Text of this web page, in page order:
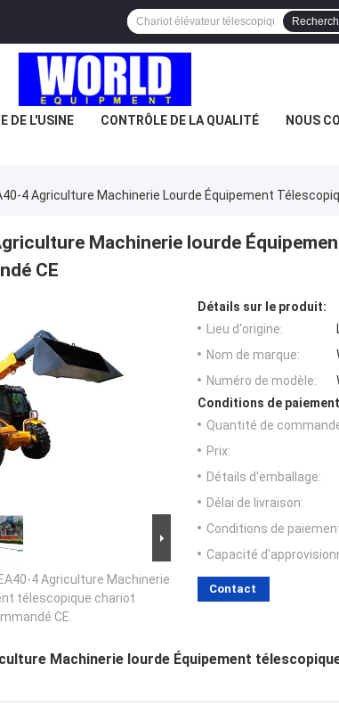
DE L'USINE CONTRÔLE DE LA QUALITÉ NOUS
4 Agriculture Machinerie Lourde Équipement
Machinerie lourde
CE
4 Agriculture Machinerie
télescopique chariot
CE
Détails sur le produit:
Lieu d'origine:
Nom de marque:
Numéro de modèle:
Conditions de
Quantité de
Prix:
Détails d'emballage:
Délai de livraison:
Conditions de
Capacité
Contact
Machinerie lourde Équipement